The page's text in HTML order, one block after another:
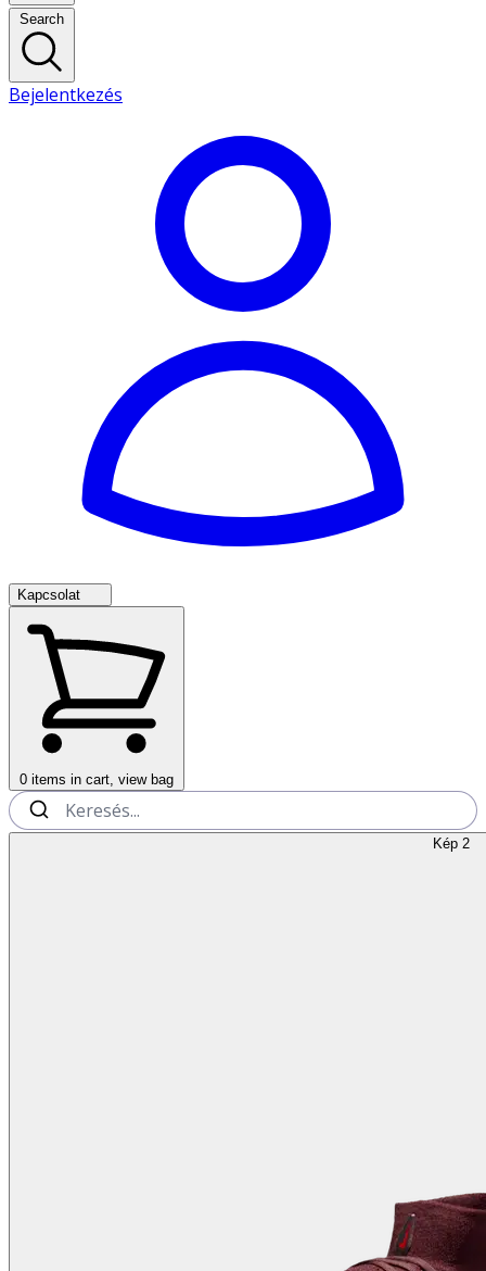
Search
Bejelentkezés
Kapcsolat
0 items in cart, view bag
Kép 2